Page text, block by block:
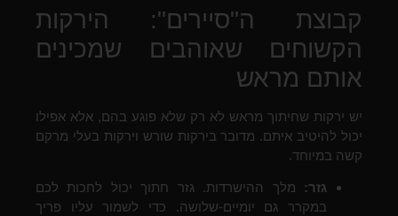
קבוצת ה"סיירים": הירקות
הקשוחים שאוהבים שמכינים
אותם מראש
יש ירקות שחיתוך מראש לא רק שלא פוגע בהם, אלא אפילו
יכול להיטיב איתם. מדובר בירקות שורש וירקות בעלי מרקם
קשה במיוחד.
גזר:
מלך ההישרדות. גזר חתוך יכול לחכות לכם
במקרר גם יומיים-שלושה. כדי לשמור עליו פריך